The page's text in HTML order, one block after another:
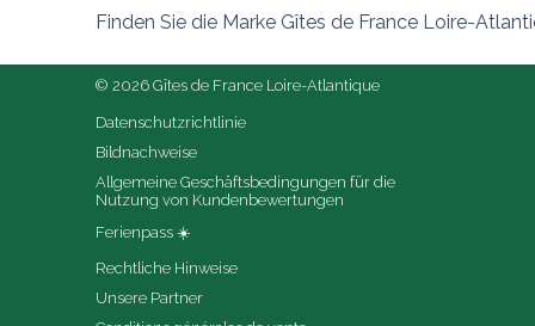
Finden Sie die Marke Gîtes de France Loire-
© 2026 Gîtes de France Loire-Atlantique
Datenschutzrichtlinie
Bildnachweise
Allgemeine Geschäftsbedingungen für die
Nutzung von Kundenbewertungen
Ferienpass ☀️
Rechtliche Hinweise
Unsere Partner